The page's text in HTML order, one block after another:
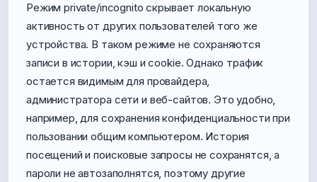
Режим private/incognito скрывает локальную
активность от других пользователей того же
устройства. В таком режиме не сохраняются
записи в истории, кэш и cookie. Однако трафик
остается видимым для провайдера,
администратора сети и веб-сайтов. Это удобно,
например, для сохранения конфиденциальности при
пользовании общим компьютером. История
посещений и поисковые запросы не сохранятся, а
пароли не автозаполнятся, поэтому другие